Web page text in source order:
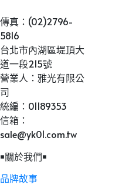
傳真：(02)2796-
5816
台北市內湖區堤頂大
道一段215號
營業人：雅光有限公
司
統編：01189353
信箱：
sale@yk01.com.tw
￭關於我們￭
品牌故事